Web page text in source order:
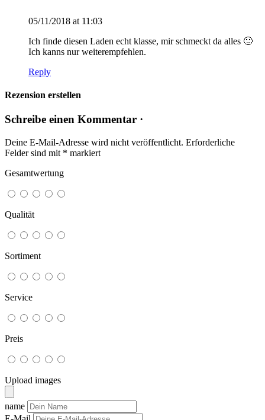
05/11/2018 at 11:03
Ich finde diesen Laden echt klasse, mir schmeckt da alles 🙂
Ich kanns nur weiterempfehlen.
Reply
Rezension erstellen
Schreibe einen Kommentar ·
Deine E-Mail-Adresse wird nicht veröffentlicht. Erforderliche
Felder sind mit * markiert
Gesamtwertung
Qualität
Sortiment
Service
Preis
Upload images
name